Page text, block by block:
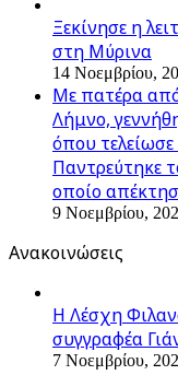
Ξεκίνησε η
στη Μύρινα
14 Νοεμβρίου,
Με πατέρα
Λήμνο,
όπου
Παντρεύτηκε
οποίο
9 Νοεμβρίου,
Ανακοινώσεις
Η Λέσχη
συγγραφέα
7 Νοεμβρίου,